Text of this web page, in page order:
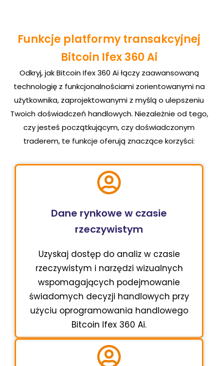
Funkcje platformy transakcyjnej
Bitcoin Ifex 360 Ai
Odkryj, jak Bitcoin Ifex 360 Ai łączy zaawansowaną
technologię z funkcjonalnościami zorientowanymi na
użytkownika, zaprojektowanymi z myślą o ulepszeniu
Twoich doświadczeń handlowych. Niezależnie od tego,
czy jesteś początkującym, czy doświadczonym
traderem, te funkcje oferują znaczące korzyści:
Dane rynkowe w czasie
rzeczywistym
Uzyskaj dostęp do analiz w czasie
rzeczywistym i narzędzi wizualnych
wspomagających podejmowanie
świadomych decyzji handlowych przy
użyciu oprogramowania handlowego
Bitcoin Ifex 360 Ai.